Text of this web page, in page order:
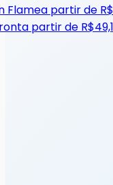
Flamea partir de
a partir de